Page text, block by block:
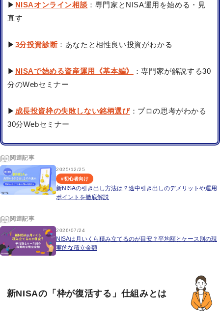
▶ NISAオンライン相談 ：専門家とNISA運用を始める・見
直す
▶ 3分投資診断：あなたと相性良い投資がわかる
▶ NISAで始める資産運用《基本編》
：専門家が解説する30
分のWebセミナー
▶ 成長投資枠の失敗しない銘柄選び：プロの思考がわかる
30分Webセミナー
関連記事
2025/12/25
#初心者向け
新NISAの引き出し方法は？途中引き出しのデメリットや運用
ポイントを徹底解説
関連記事
2026/07/24
NISAは月いくら積み立てるのが目安？平均額とケース別の現
実的な積立金額
新NISAの「枠が復活する」仕組みとは